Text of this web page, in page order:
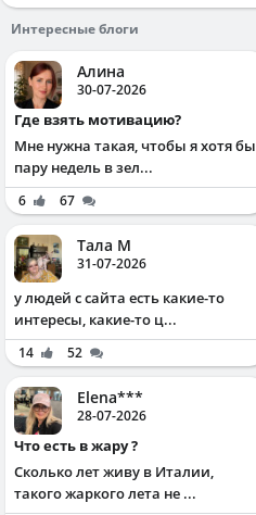
Интересные блоги
Алина
30-07-2026
Где взять мотивацию?
Мне нужна такая, чтобы я хотя бы
пару недель в зел...
6 67
Тала М
31-07-2026
у людей с сайта есть какие-то
интересы, какие-то ц...
14 52
Elena***
28-07-2026
Что есть в жару ?
Сколько лет живу в Италии,
такого жаркого лета не ...